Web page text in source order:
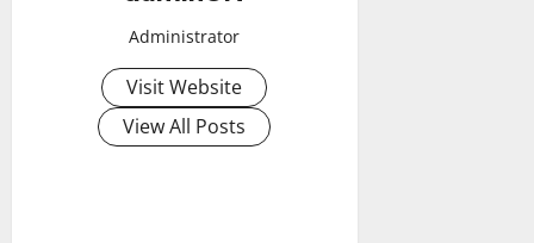
Administrator
Visit Website
View All Posts